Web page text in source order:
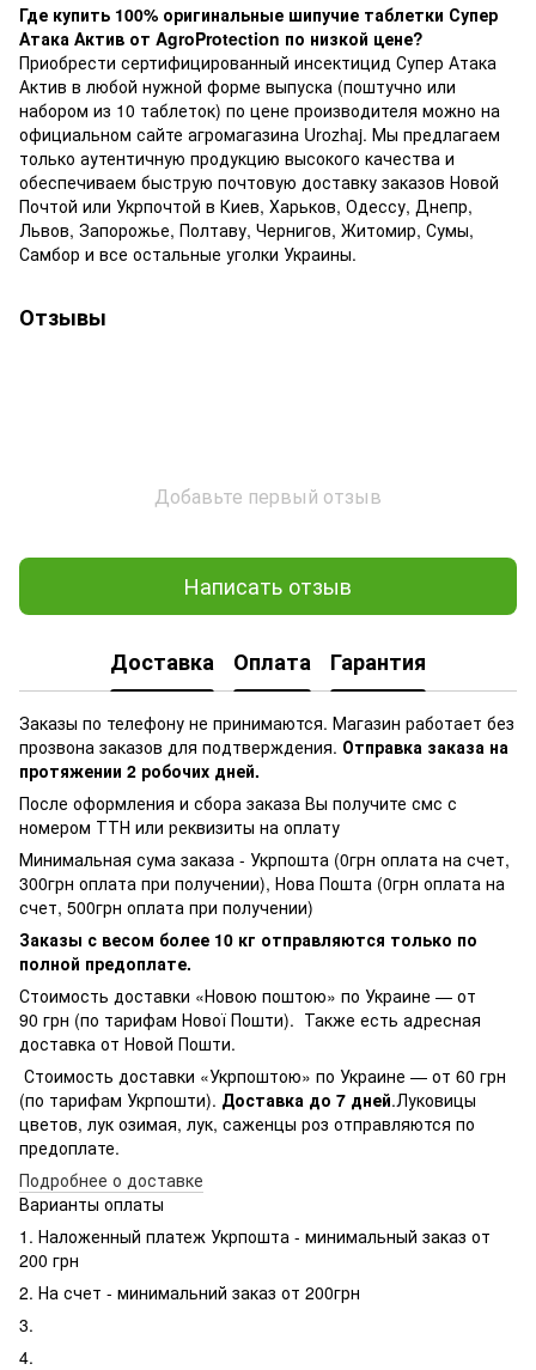
Где купить 100% оригинальные шипучие таблетки Супер
Атака Актив от AgroProtection по низкой цене?
Приобрести сертифицированный инсектицид Супер Атака
Актив в любой нужной форме выпуска (поштучно или
набором из 10 таблеток) по цене производителя можно на
официальном сайте агромагазина Urozhaj. Мы предлагаем
только аутентичную продукцию высокого качества и
обеспечиваем быструю почтовую доставку заказов Новой
Почтой или Укрпочтой в Киев, Харьков, Одессу, Днепр,
Львов, Запорожье, Полтаву, Чернигов, Житомир, Сумы,
Самбор и все остальные уголки Украины.
Отзывы
Добавьте первый отзыв
Написать отзыв
Доставка Оплата Гарантия
Заказы по телефону не принимаются. Магазин работает без
прозвона заказов для подтверждения. Отправка заказа на
протяжении 2 робочих дней.
После оформления и сбора заказа Вы получите смс с
номером ТТН или реквизиты на оплату
Минимальная сума заказа - Укрпошта (0грн оплата на счет,
300грн оплата при получении), Нова Пошта (0грн оплата на
счет, 500грн оплата при получении)
Заказы с весом более 10 кг отправляются только по
полной предоплате.
Стоимость доставки «Новою поштою» по Украине — от
90 грн (по тарифам Нової Пошти). Также есть адресная
доставка от Новой Пошти.
Стоимость доставки «Укрпоштою» по Украине — от 60 грн
(по тарифам Укрпошти). Доставка до 7 дней.Луковицы
цветов, лук озимая, лук, саженцы роз отправляются по
предоплате.
Подробнее о доставке
Варианты оплаты
1. Наложенный платеж Укрпошта - минимальный заказ от
200 грн
2. На счет - минимальний заказ от 200грн
3.
4.